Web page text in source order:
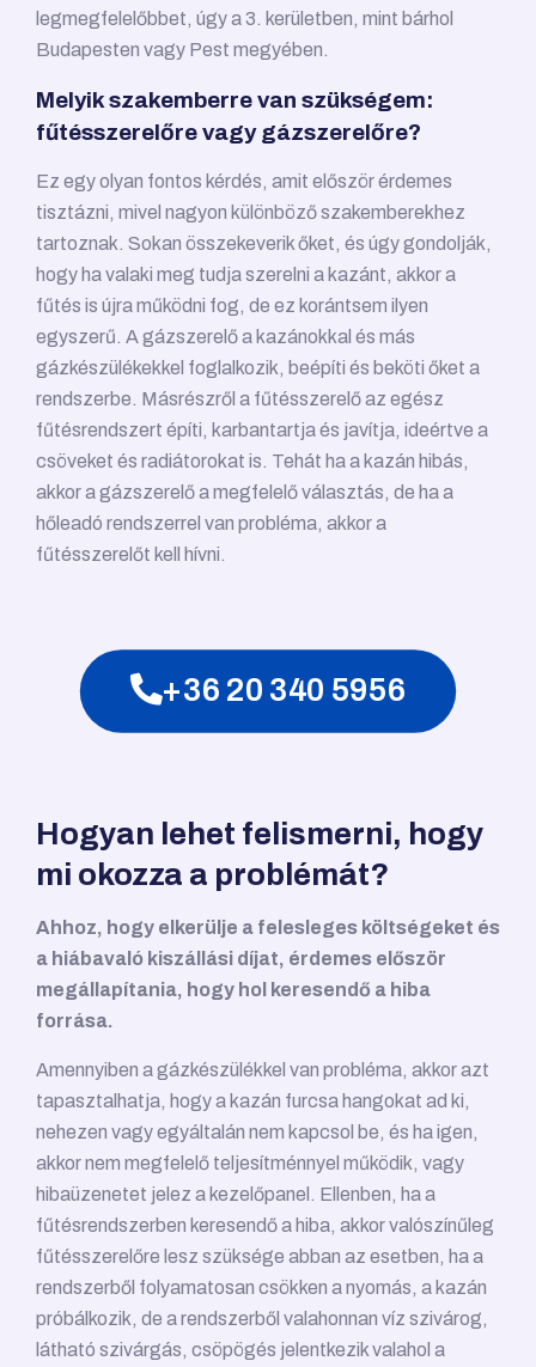
legmegfelelőbbet, úgy a 3. kerületben, mint bárhol
Budapesten vagy Pest megyében.
Melyik szakemberre van szükségem:
fűtésszerelőre vagy gázszerelőre?
Ez egy olyan fontos kérdés, amit először érdemes
tisztázni, mivel nagyon különböző szakemberekhez
tartoznak. Sokan összekeverik őket, és úgy gondolják,
hogy ha valaki meg tudja szerelni a kazánt, akkor a
fűtés is újra működni fog, de ez korántsem ilyen
egyszerű. A gázszerelő a kazánokkal és más
gázkészülékekkel foglalkozik, beépíti és beköti őket a
rendszerbe. Másrészről a fűtésszerelő az egész
fűtésrendszert építi, karbantartja és javítja, ideértve a
csöveket és radiátorokat is. Tehát ha a kazán hibás,
akkor a gázszerelő a megfelelő választás, de ha a
hőleadó rendszerrel van probléma, akkor a
fűtésszerelőt kell hívni.
+36 20 340 5956
Hogyan lehet felismerni, hogy
mi okozza a problémát?
Ahhoz, hogy elkerülje a felesleges költségeket és
a hiábavaló kiszállási díjat, érdemes először
megállapítania, hogy hol keresendő a hiba
forrása.
Amennyiben a gázkészülékkel van probléma, akkor azt
tapasztalhatja, hogy a kazán furcsa hangokat ad ki,
nehezen vagy egyáltalán nem kapcsol be, és ha igen,
akkor nem megfelelő teljesítménnyel működik, vagy
hibaüzenetet jelez a kezelőpanel. Ellenben, ha a
fűtésrendszerben keresendő a hiba, akkor valószínűleg
fűtésszerelőre lesz szüksége abban az esetben, ha a
rendszerből folyamatosan csökken a nyomás, a kazán
próbálkozik, de a rendszerből valahonnan víz szivárog,
látható szivárgás, csöpögés jelentkezik valahol a